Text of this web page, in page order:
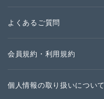
よくあるご質問
会員規約・利用規約
個人情報の取り扱いについて